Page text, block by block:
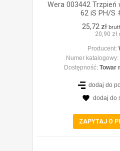
Wera 003442 Trzpień
62 iS PH/S
25,72 zł
20,90 zł
Producent:
Numer katalogowy:
Dostępność: Towar
dodaj do
dodaj do
ZAPYTAJ O